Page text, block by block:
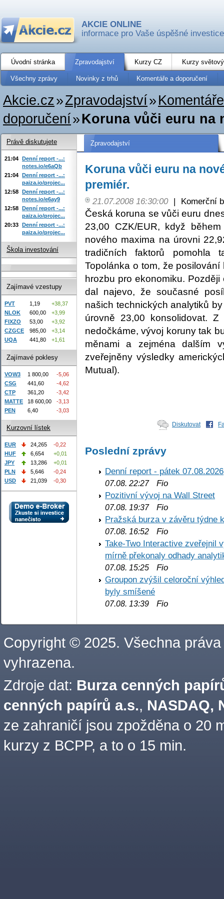
AKCIE ONLINE
informace pro Vaše úspěšné investice
Úvodní stránka Zpravodajství Kurzy CZ Kurzy
Všechny zprávy Novinky z trhů Komentáře a doporučení
Akcie.cz»Zpravodajství»
doporučení»Koruna vůči euru na
Zpravodajství
Koruna vůči euru na
premiér.
21.07.2008 16:30:00 | Komerční
Česká koruna se vůči euru
23,00 CZK/EUR, když
nového maxima na úrovni
tradičních faktorů pomohla
Topolánka o tom, že
hrozbu pro ekonomiku.
dal najevo, že současné
našich technických analytiků
úrovně 23,00 konsolidovat.
nedočkáme, vývoj koruny tak
měnami a zejména dalším
zveřejněny výsledky
Mutual).
Diskutovat
Poslední zprávy
Denní report - pátek 07.08.2026
07.08. 22:27Fio
Pozitivní vývoj na Wall Street
07.08. 19:37Fio
Pražská burza v závěru týdne
07.08. 16:52 Fio
Take-Two Interactive zveřejnil
mírně překonaly odhady
07.08. 15:25 Fio
Groupon zvýšil celoroční
byly smíšené
07.08. 13:39 Fio
Právě diskutujete
21:04 Denní report -...:
notes.io/e6aQb
21:04 Denní report -...:
paiza.io/projec...
12:58 Denní report -...:
notes.io/e6ay9
12:58 Denní report -...:
paiza.io/projec...
20:33 Denní report -...:
paiza.io/projec...
Škola investování
Zajímavé vzestupy
PVT 1,19
+38,37
NLOK
600,00
+3,99
FIXZO
53,00
+3,92
CZGCE
985,00
+3,14
UQA
441,80 +1,61
Zajímavé poklesy
VOW3 1 800,00
-5,06
CSG
441,60
-4,62
CTP
361,20
-3,42
MATTE
18 600,00
-3,13
PEN
6,40 -3,03
Kurzovní lístek
EUR 24,265
-0,22
HUF
6,654
+0,01
JPY
13,286
+0,01
PLN
5,646
-0,24
USD
21,039 -0,30
Copyright © 2025. Všechna práva
vyhrazena.
Zdroje dat: Burza cenných
cenných papírů a.s., NASDAQ,
ze zahraničí jsou zpožděna o 20
kurzy z BCPP, a to o 15 min.